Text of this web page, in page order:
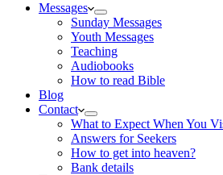
Messages
Sunday Messages
Youth Messages
Teaching
Audiobooks
How to read Bible
Blog
Contact
What to Expect When You
Answers for Seekers
How to get into heaven?
Bank details